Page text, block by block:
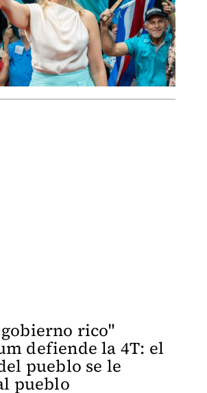
rico"
defiende la 4T: el
pueblo se le
pueblo